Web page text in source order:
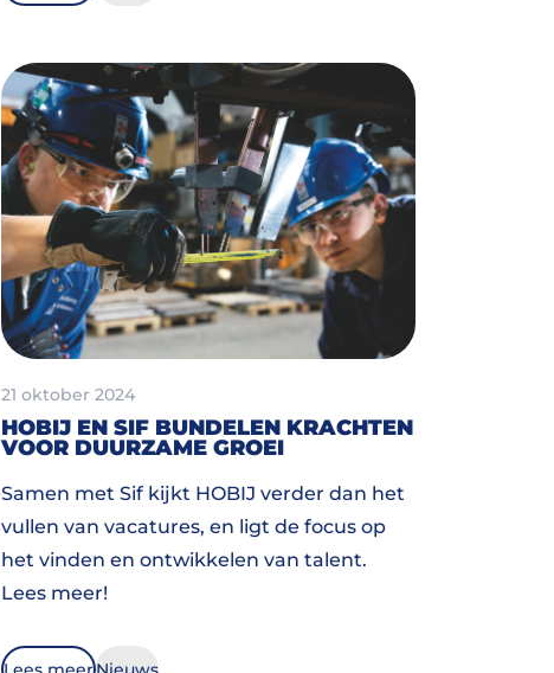
21 oktober 2024
HOBIJ EN SIF BUNDELEN KRACHTEN
VOOR DUURZAME GROEI
Samen met Sif kijkt HOBIJ verder dan het
vullen van vacatures, en ligt de focus op
het vinden en ontwikkelen van talent.
Lees meer!